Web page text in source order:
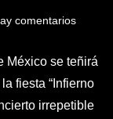
comentarios
México se teñirá
fiesta “Infierno
irrepetible